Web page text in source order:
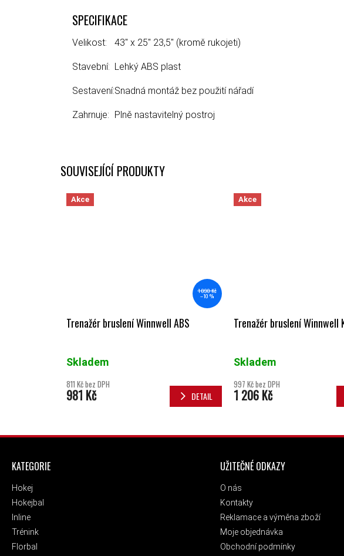
SOUVISEJÍCÍ PRODUKTY
Akce
1 090 Kč
–10 %
Trenažér bruslení Winnwell ABS
Skladem
811 Kč bez DPH
981 Kč DETAIL
Akce
Trenažér bruslení Winnwell
Skladem
997 Kč bez DPH
1 206 Kč
SPECIFIKACE
Velikost: 43" x 25" 23,5" (kromě rukojeti)
Stavební: Lehký ABS plast
Sestavení:Snadná montáž bez použití nářadí
Zahrnuje: Plně nastavitelný postroj
ZÁPATÍ
KATEGORIE
Hokej
Hokejbal
Inline
Trénink
Florbal
UŽITEČNÉ ODKAZY
O nás
Kontakty
Reklamace a výměna zboží
Moje objednávka
Obchodní podmínky